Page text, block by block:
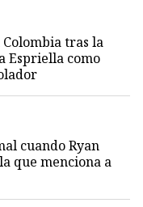
Colombia tras la
Espriella como
cuando Ryan
que menciona a